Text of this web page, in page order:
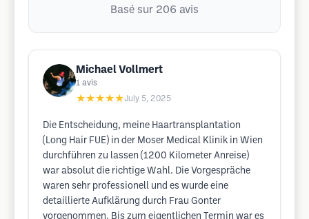
Basé sur 206 avis
Michael Vollmert
1 avis
★★★★★July 5, 2025
Die Entscheidung, meine Haartransplantation
(Long Hair FUE) in der Moser Medical Klinik in Wien
durchführen zu lassen (1200 Kilometer Anreise)
war absolut die richtige Wahl. Die Vorgespräche
waren sehr professionell und es wurde eine
detaillierte Aufklärung durch Frau Gonter
vorgenommen. Bis zum eigentlichen Termin war es